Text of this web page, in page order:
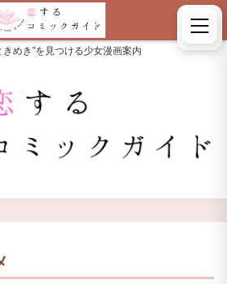
きめき”を見つける少女漫画案内
検索